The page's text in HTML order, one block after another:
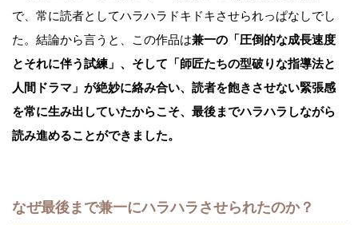
で、常に読者としてハラハラドキドキさせられっぱなしでし
た。結論から言うと、この作品は兼一の「圧倒的な成長速度
とそれに伴う試練」、そして「師匠たちの型破りな指導法と
人間ドラマ」が絶妙に絡み合い、読者を飽きさせない緊張感
を常に生み出していたからこそ、最後までハラハラしながら
読み進めることができました。
なぜ最後まで兼一にハラハラさせられたのか？